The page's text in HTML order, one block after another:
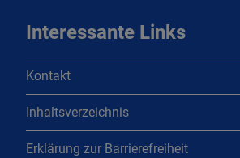
Interessante Links
Kontakt
Inhaltsverzeichnis
Erklärung zur Barrierefreiheit